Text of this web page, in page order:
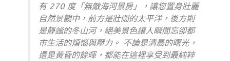
有 270 度「無敵海河景房」，讓您置身壯麗
自然景觀中，前方是壯闊的太平洋，後方則
是靜謐的冬山河，絕美景色讓人瞬間忘卻都
市生活的煩惱與壓力。 不論是清晨的曙光，
還是黃昏的餘暉，都能在這裡享受到最純粹